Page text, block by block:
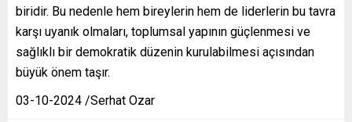
biridir. Bu nedenle hem bireylerin hem de liderlerin bu tavra
karşı uyanık olmaları, toplumsal yapının güçlenmesi ve
sağlıklı bir demokratik düzenin kurulabilmesi açısından
büyük önem taşır.
03-10-2024 /Serhat Ozar